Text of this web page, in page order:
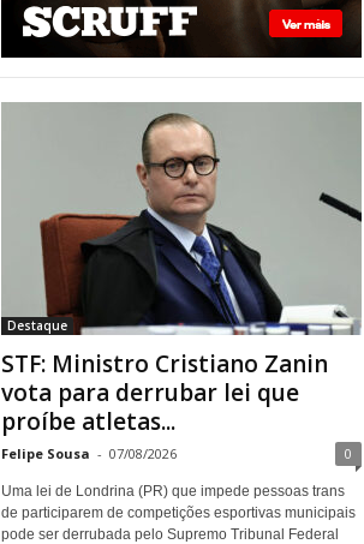
STF: Ministro
para derrubar lei
que proíbe atletas
transgênero em
competições de
Londrina
Destaque
STF: Ministro Cristiano Zanin
vota para derrubar lei que
proíbe atletas...
Felipe Sousa - 07/08/2026 0
Uma lei de Londrina (PR) que impede pessoas trans
de participarem de competições esportivas municipais
pode ser derrubada pelo Supremo Tribunal Federal